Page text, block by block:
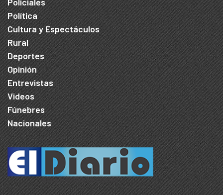
Política
Cultura y Espectáculos
Rural
Deportes
Opinión
Entrevistas
Videos
Fúnebres
Nacionales